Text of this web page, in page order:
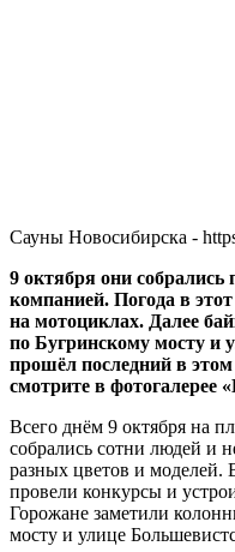
Сауны Новосибирска -
9 октября они
компанией. Погода в
на мотоциклах. Далее
по Бугринскому мосту и
прошёл последний в
смотрите в фотогалерее
Всего днём 9 октября на
собрались сотни людей и
разных цветов и моделей.
провели конкурсы и
Горожане заметили
мосту и улице